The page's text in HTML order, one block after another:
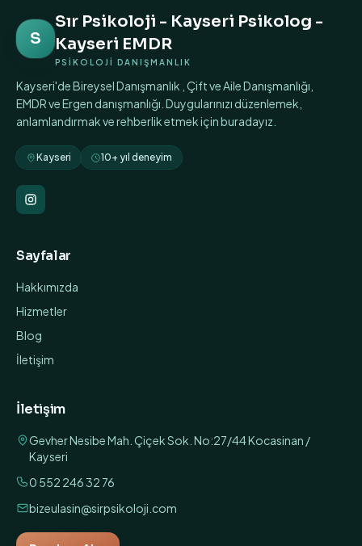
S
Sır Psikoloji - Kayseri Psikolog -
Kayseri EMDR
PSİKOLOJİ DANIŞMANLIK
Kayseri'de Bireysel Danışmanlık , Çift ve Aile Danışmanlığı,
EMDR ve Ergen danışmanlığı. Duygularınızı düzenlemek,
anlamlandırmak ve rehberlik etmek için buradayız.
Kayseri 10+ yıl deneyim
Sayfalar
Hakkımızda
Hizmetler
Blog
İletişim
İletişim
Gevher Nesibe Mah. Çiçek Sok. No:27/44 Kocasinan /
Kayseri
0 552 246 32 76
bizeulasin@sirpsikoloji.com